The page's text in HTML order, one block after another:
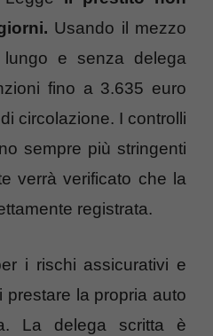
Usando il mezzo
e senza delega
fino a 3.635 euro
circolazione. I controlli
sempre più stringenti
verrà verificato che la
registrata.
i rischi assicurativi e
prestare la propria auto
La delega scritta è